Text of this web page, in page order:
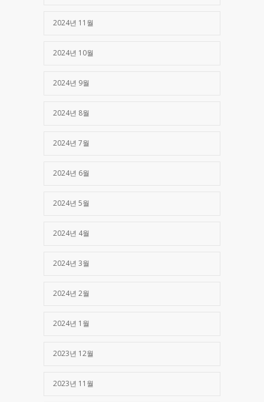
2024년 11월
2024년 10월
2024년 9월
2024년 8월
2024년 7월
2024년 6월
2024년 5월
2024년 4월
2024년 3월
2024년 2월
2024년 1월
2023년 12월
2023년 11월